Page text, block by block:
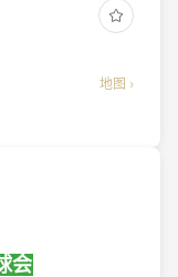
地图 ›
会